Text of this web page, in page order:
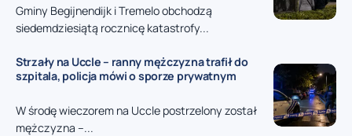
Gminy Begijnendijk i Tremelo obchodzą
siedemdziesiątą rocznicę katastrofy...
Strzały na Uccle – ranny mężczyzna trafił do
szpitala, policja mówi o sporze prywatnym
W środę wieczorem na Uccle postrzelony został
mężczyzna –...